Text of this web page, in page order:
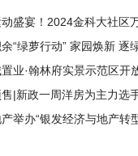
盛宴！2024金科大社区
“绿萝行动” 家园焕新 逐
业·翰林府实景示范区开
|新政一周洋房为主力选
举办“银发经济与地产转